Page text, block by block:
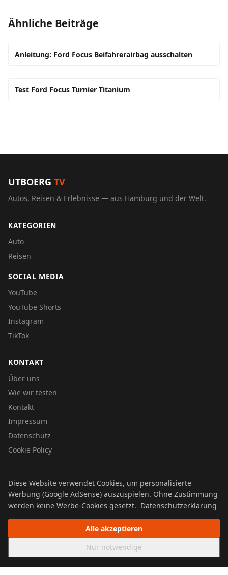
Ähnliche Beiträge
Anleitung: Ford Focus Beifahrerairbag ausschalten
Test Ford Focus Turnier Titanium
UTBOERG TV
Autos, Reisen & Erlebnisse — aus Hamburg und der Welt.
KATEGORIEN
Auto
Reisen
SOCIAL MEDIA
YouTube
YouTube Shorts
Instagram
TikTok
KONTAKT
Über uns
Wie wir testen
Kontakt
Impressum
Datenschutz
Cookie Policy
© 2026 UTBOERG TV
DatenschutzImpressumCookie Policy
Diese Website verwendet Cookies, um personalisierte
Werbung (Google AdSense) auszuspielen. Ohne Zustimmung
werden keine Werbe-Cookies gesetzt. Datenschutzerklärung
Alle akzeptieren
Nur notwendige